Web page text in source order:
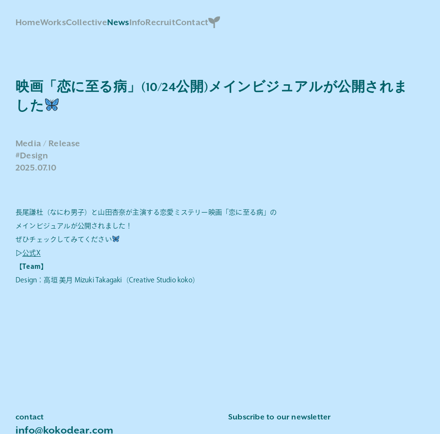
HomeWorksCollectiveNewsInfoRecruitContact
映画「恋に至る病」(10/24公開)メインビジュアルが公開されま
した
Media
Release
#Design
2025.07.10
長尾謙杜（なにわ男子）と山田杏奈が主演する恋愛ミステリー映画「恋に至る病」の
メインビジュアルが公開されました！
ぜひチェックしてみてください
▷公式X
【Team】
Design：高垣 美月 Mizuki Takagaki（Creative Studio koko）
contact
info@kokodear.com
Subscribe to our newsletter